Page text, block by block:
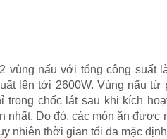
vùng nấu với tổng công suất
lên tới 2600W. Vùng nấu
trong chốc lát sau khi kích
Do đó, các món ăn được
nhiên thời gian tối đa mặc